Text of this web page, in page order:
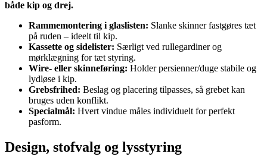
både kip og drej.
Rammemontering i glaslisten: Slanke skinner fastgøres tæt
på ruden – ideelt til kip.
Kassette og sidelister: Særligt ved rullegardiner og
mørklægning for tæt styring.
Wire- eller skinneføring: Holder persienner/duge stabile og
lydløse i kip.
Grebsfrihed: Beslag og placering tilpasses, så grebet kan
bruges uden konflikt.
Specialmål: Hvert vindue måles individuelt for perfekt
pasform.
Design, stofvalg og lysstyring